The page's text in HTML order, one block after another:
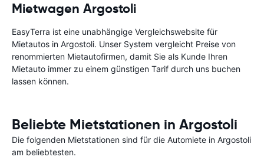
Mietwagen Argostoli
EasyTerra ist eine unabhängige Vergleichswebsite für
Mietautos in Argostoli. Unser System vergleicht Preise von
renommierten Mietautofirmen, damit Sie als Kunde Ihren
Mietauto immer zu einem günstigen Tarif durch uns buchen
lassen können.
Beliebte Mietstationen in Argostoli
Die folgenden Mietstationen sind für die Automiete in Argostoli
am beliebtesten.